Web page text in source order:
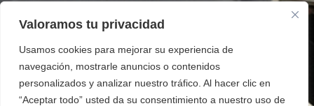
Valoramos tu privacidad
Usamos cookies para mejorar su experiencia de
navegación, mostrarle anuncios o contenidos
personalizados y analizar nuestro tráfico. Al hacer clic en
“Aceptar todo” usted da su consentimiento a nuestro uso de